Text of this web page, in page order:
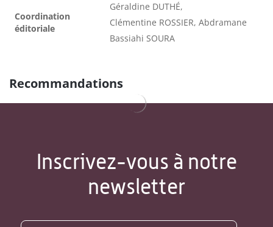
Coordination
éditoriale
Géraldine DUTHÉ,
Clémentine ROSSIER, Abdramane
Bassiahi SOURA
Recommandations
Inscrivez-vous à notre
newsletter